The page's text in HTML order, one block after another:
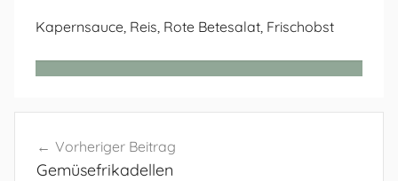
Kapernsauce, Reis, Rote Betesalat, Frischobst
Vorheriger Beitrag
Gemüsefrikadellen